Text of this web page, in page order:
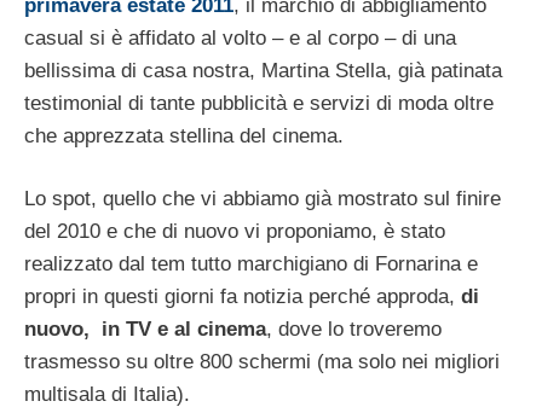
primavera estate 2011, il marchio di abbigliamento
casual si è affidato al volto – e al corpo – di una
bellissima di casa nostra, Martina Stella, già patinata
testimonial di tante pubblicità e servizi di moda oltre
che apprezzata stellina del cinema.
Lo spot, quello che vi abbiamo già mostrato sul finire
del 2010 e che di nuovo vi proponiamo, è stato
realizzato dal tem tutto marchigiano di Fornarina e
propri in questi giorni fa notizia perché approda, di
nuovo, in TV e al cinema, dove lo troveremo
trasmesso su oltre 800 schermi (ma solo nei migliori
multisala di Italia).